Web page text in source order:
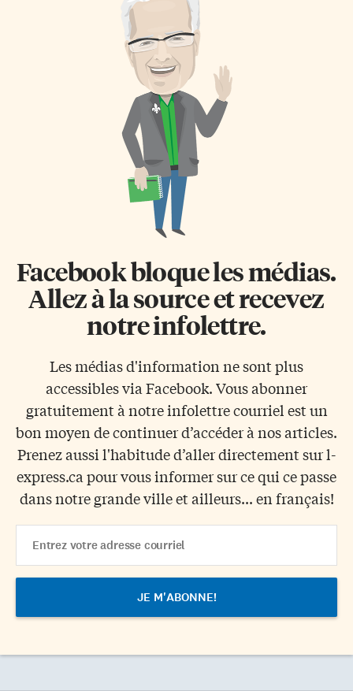
Facebook bloque les médias.
Allez à la source et recevez
notre infolettre.
Les médias d'information ne sont plus
accessibles via Facebook. Vous abonner
gratuitement à notre infolettre courriel est un
bon moyen de continuer d’accéder à nos articles.
Prenez aussi l'habitude d’aller directement sur l-
express.ca pour vous informer sur ce qui ce passe
dans notre grande ville et ailleurs... en français!
Address